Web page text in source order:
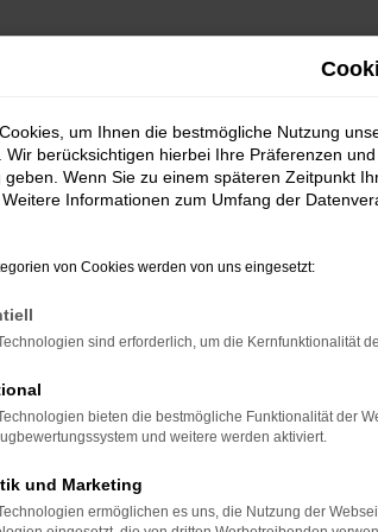
ERROR
Internetverbindung.
deine Suchmaschine?
um Ihnen die bestmögliche Nutzung
Wir berücksichtigen hierbei Ihre Präferenzen
geben. Wenn Sie zu einem späteren Zeitpunkt
Informationen zum Umfang der
von Cookies werden von uns eingesetzt:
sind erforderlich, um die Kernfunktionalität
bieten die bestmögliche Funktionalität der
und weitere werden aktiviert.
und Marketing
ermöglichen es uns, die Nutzung der